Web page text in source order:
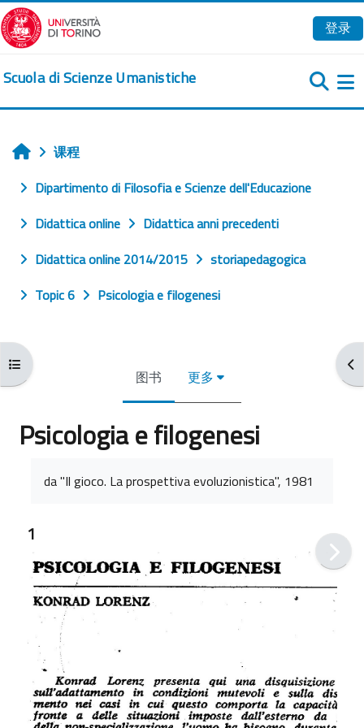
跳到主要内容
登录
Scuola di Scienze Umanistiche
打开课程索引 打
首页课程
Dipartimento di Filosofia e Scienze dell'Educazione
Didattica online
Didattica anni precedenti
Didattica online 2014/2015
storiapedagogica
Topic 6
Psicologia e filogenesi
图书 更多
Psicologia e filogenesi
da "Il gioco. La prospettiva evoluzionistica", 1981
1